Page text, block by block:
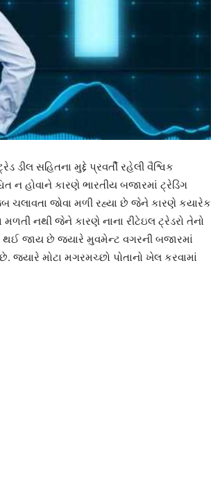
સહિતના મુદ્દે પ્રવર્તી રહેલી વૈશ્વિક
ન હોવાને કારણે ભારતીય બજારમાં ટ્રેડિંગ
જોવા મળી રહ્યા છે જેને કારણે કયારેક
નથી જેને કારણે નાના રીટેઇલ ટ્રેડરો તેનો
થઈ જાય છે જ્યારે મુવમેન્ટ વગરની બજારમાં
જ્યારે મોટા મગરમચ્છો પોતાનો ખેલ કરવામાં